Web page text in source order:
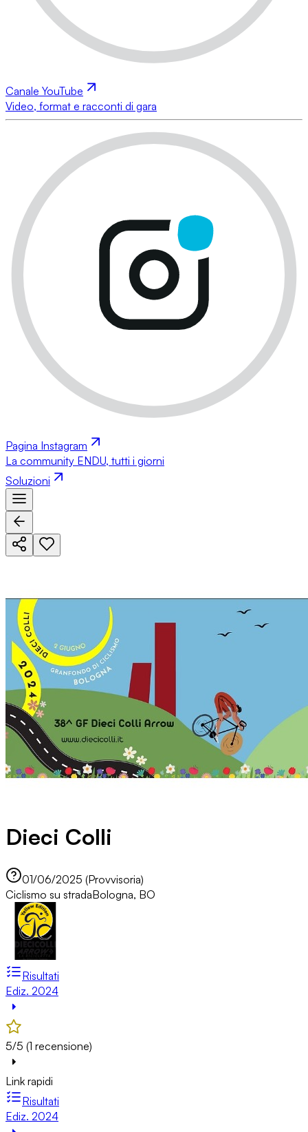
Canale YouTube
Video, format e racconti di gara
Pagina Instagram
La community ENDU, tutti i giorni
Soluzioni
Dieci Colli
01/06/2025 (Provvisoria)
Ciclismo su stradaBologna, BO
Risultati
Ediz. 2024
5/5 (1 recensione)
Link rapidi
Risultati
Ediz. 2024